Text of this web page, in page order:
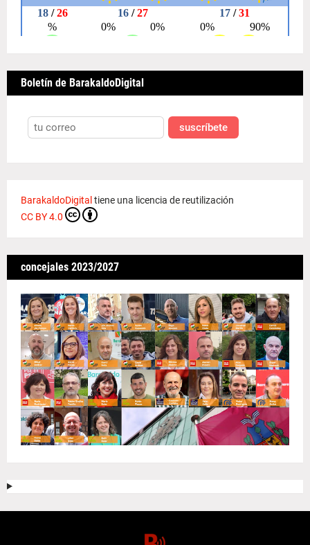
Boletín de BarakaldoDigital
suscríbete
BarakaldoDigital tiene una licencia de reutilización
CC BY 4.0
concejales 2023/2027